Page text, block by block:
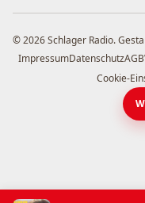
© 2026 Schlager Radio.
ImpressumDatenschutzAGB
Cookie-